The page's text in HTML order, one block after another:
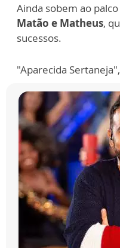
Ainda sobem ao
Matão e Matheus,
sucessos.
"Aparecida